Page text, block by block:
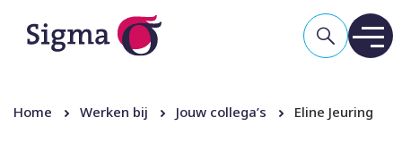
Home Werken bij Jouw collega’s Eline Jeuring